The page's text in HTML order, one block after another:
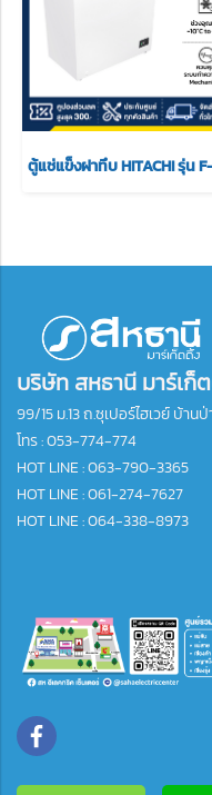
บริษัท สหธานี มาร์เก็
99/15 ม.13 ถ.ซุเปอร์ไฮเวย์ บ้า
โทร :053-774-774
HOT LINE : 063-790-3365
HOT LINE : 061-274-7627
HOT LINE : 064-338-8973